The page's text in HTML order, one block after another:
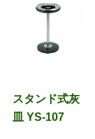
スタンド式灰
皿 YS-107